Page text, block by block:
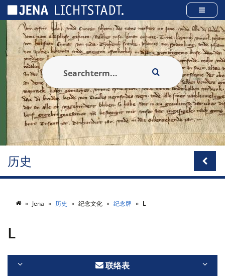
历史
Jena 历史 纪念文化 纪念牌 L
L
联络表
Cookies management panel